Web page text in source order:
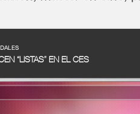
“LISTAS” EN EL CES